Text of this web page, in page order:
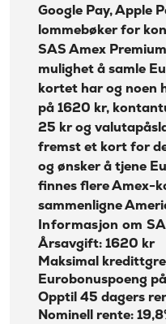
Google Pay, Apple
lommebøker for
SAS Amex
mulighet å samle
kortet har og noen
på 1620 kr,
25 kr og
fremst et kort for
og ønsker å tjene
finnes flere Amex-
sammenligne
Informasjon om
Årsavgift: 1620 kr
Maksimal
Eurobonuspoeng
Opptil 45 dagers
Nominell rente: